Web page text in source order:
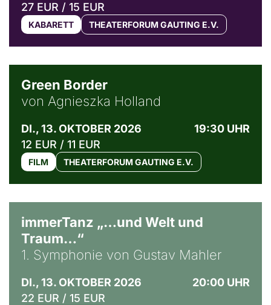
27 EUR / 15 EUR
KABARETT THEATERFORUM GAUTING E.V.
Green Border
von Agnieszka Holland
DI., 13. OKTOBER 2026
19:30 UHR
12 EUR / 11 EUR
FILM THEATERFORUM GAUTING E.V.
immerTanz „…und Welt und
Traum…“
1. Symphonie von Gustav Mahler
DI., 13. OKTOBER 2026
20:00 UHR
22 EUR / 15 EUR